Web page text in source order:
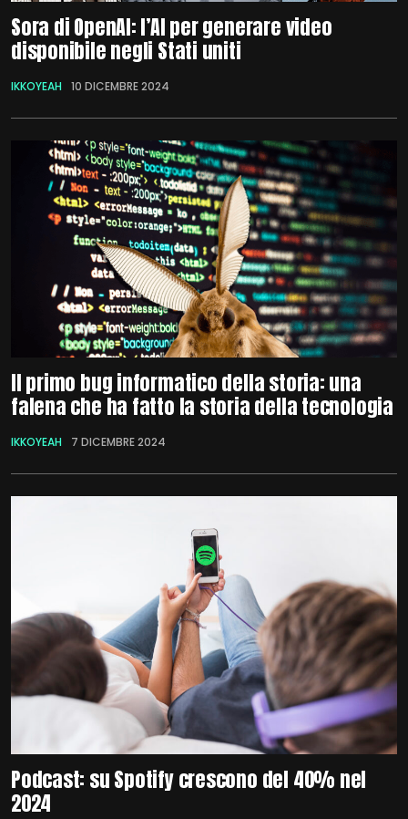
Sora di OpenAI: l’AI per generare video
disponibile negli Stati uniti
IKKOYEAH 10 DICEMBRE 2024
Il primo bug informatico della storia: una
falena che ha fatto la storia della tecnologia
IKKOYEAH 7 DICEMBRE 2024
Podcast: su Spotify crescono del 40% nel
2024